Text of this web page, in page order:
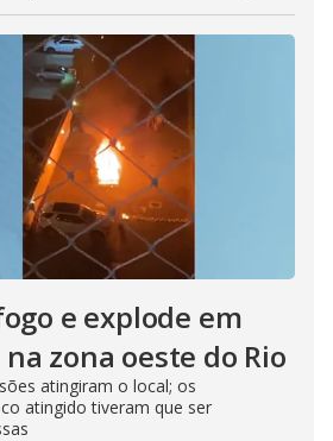
e explode em
zona oeste do Rio
atingiram o local; os
atingido tiveram que ser